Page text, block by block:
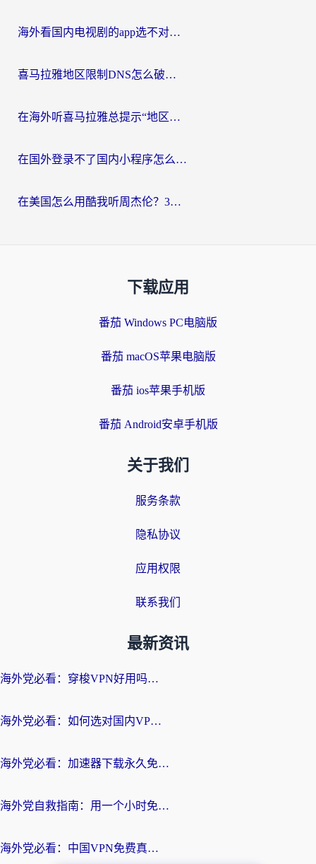
海外看国内电视剧的app选不对？这份回国加速器避坑指南帮你流畅追剧
喜马拉雅地区限制DNS怎么破？海外党听国内音乐听书的终极解决方案
在海外听喜马拉雅总提示“地区限制”？3步轻松解除+听国内音乐全攻略
在国外登录不了国内小程序怎么办？选对回国加速器，轻松解锁国内资源
在美国怎么用酷我听周杰伦？3步搞定海外听歌难题
下载应用
番茄 Windows PC电脑版
番茄 macOS苹果电脑版
番茄 ios苹果手机版
番茄 Android安卓手机版
关于我们
服务条款
隐私协议
应用权限
联系我们
最新资讯
海外党必看：穿梭VPN好用吗？和云帆VPN对比哪个回国效果更好？附真实测评+避坑指南
海外党必看：如何选对国内VPN，实现无缝访问国内资源？
海外党必看：加速器下载永久免费版真的存在吗？教你无缝访问国内资源的正确姿势
海外党自救指南：用一个小时免费加速器，轻松打破国内资源访问壁垒？
海外党必看：中国VPN免费真的靠谱吗？手把手教你选对回国加速器